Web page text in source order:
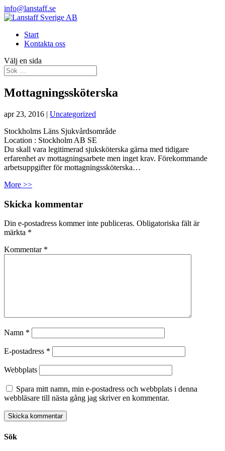
info@lanstaff.se
Start
Kontakta oss
Välj en sida
Mottagningssköterska
apr 23, 2016 | Uncategorized
Stockholms Läns Sjukvårdsområde
Location : Stockholm AB SE
Du skall vara legitimerad sjuksköterska gärna med tidigare
erfarenhet av mottagningsarbete men inget krav. Förekommande
arbetsuppgifter för mottagningssköterska…
More >>
Skicka kommentar
Din e-postadress kommer inte publiceras. Obligatoriska fält är
märkta *
Kommentar *
Namn *
E-postadress *
Webbplats
Spara mitt namn, min e-postadress och webbplats i denna
webbläsare till nästa gång jag skriver en kommentar.
Sök